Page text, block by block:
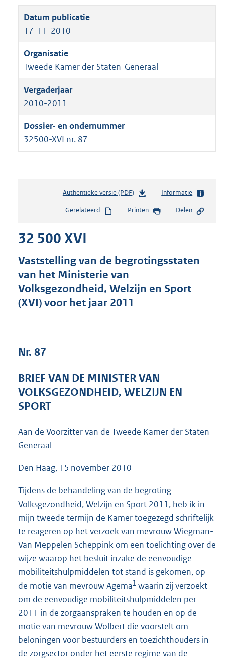
17-11-2010
Tweede Kamer der Staten-Generaal
2010-2011
32500-XVI nr. 87
Authentieke versie (PDF)b
s
s
r
K
b
Informatie
Gerelateerd Printen Delen
32 500 XVI
Vaststelling van de begrotingsstaten
van het Ministerie van
Volksgezondheid, Welzijn en Sport
(XVI) voor het jaar 2011
Nr. 87
BRIEF VAN DE MINISTER VAN
VOLKSGEZONDHEID, WELZIJN EN
SPORT
Aan de Voorzitter van de Tweede Kamer der Staten-
Generaal
Den Haag, 15 november 2010
Tijdens de behandeling van de begroting
Volksgezondheid, Welzijn en Sport 2011, heb ik in
mijn tweede termijn de Kamer toegezegd schriftelijk
te reageren op het verzoek van mevrouw Wiegman-
Van Meppelen Scheppink om een toelichting over de
wijze waarop het besluit inzake de eenvoudige
mobiliteitshulpmiddelen tot stand is gekomen, op
de motie van mevrouw Agema1 waarin zij verzoekt
om de eenvoudige mobiliteitshulpmiddelen per
2011 in de zorgaanspraken te houden en op de
motie van mevrouw Wolbert die voorstelt om
beloningen voor bestuurders en toezichthouders in
de zorgsector onder het eerste regime van de